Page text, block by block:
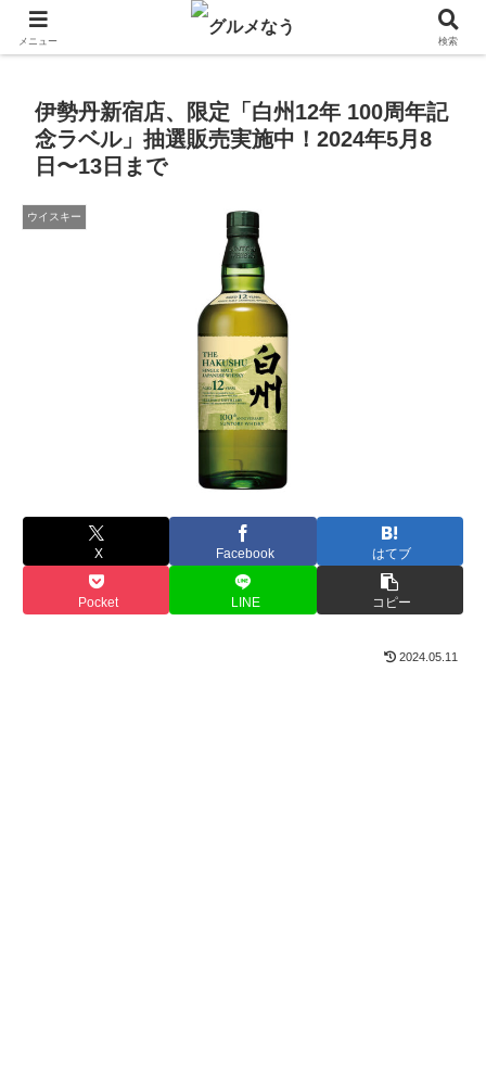
飲食店キャンペーン・食品飲料お菓子新発売のグルメニュース。
伊勢丹新宿店、限定「白州12年 100周年記
念ラベル」抽選販売実施中！2024年5月8
日〜13日まで
ウイスキー
X Facebook はてブ
Pocket LINE コピー
2024.05.11
メニュー 検索